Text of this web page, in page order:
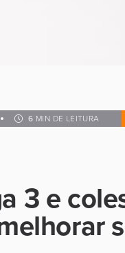
6 MIN DE LEITURA
3 e